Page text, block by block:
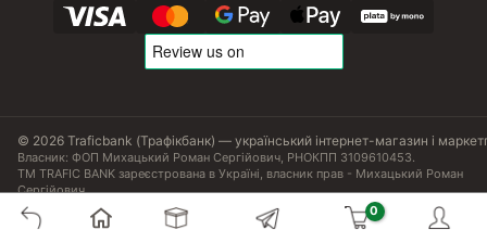
© 2026 Traficbank (Трафікбанк) — український інтернет-магазин і
Власник: ФОП Михацький Роман Сергійович, РНОКПП 3109610453.
ТМ TRAFIC BANK зареєстрована в Україні, власник прав - Михацький Роман
Сергійович.
Угода користувача Політика конфіденційності
Публічна оферта